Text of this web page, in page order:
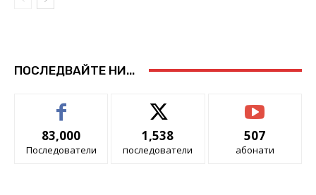
ПОСЛЕДВАЙТЕ НИ...
83,000
Последователи
1,538
последователи
507
абонати